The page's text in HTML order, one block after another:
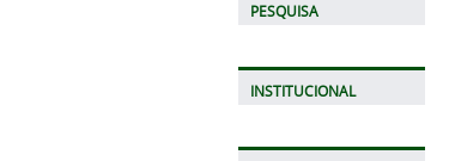
PESQUISA
INSTITUCIONAL